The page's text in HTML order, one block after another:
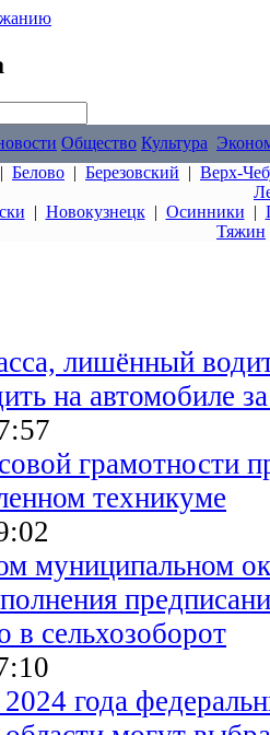
Общество Культура
| Белово | Березовский | Верх-
| Новокузнецк| Осинники |
Тяжин
лишённый
на автомобиле
грамотности
техникуме
муниципальном
в сельхозоборот
года